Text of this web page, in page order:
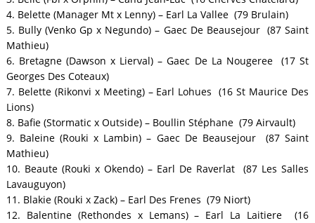
4. Belette (Manager Mt x Lenny) – Earl La Vallee (79 Brulain)
5. Bully (Venko Gp x Negundo) – Gaec De Beausejour (87 Saint
Mathieu)
6. Bretagne (Dawson x Lierval) – Gaec De La Nougeree (17 St
Georges Des Coteaux)
7. Belette (Rikonvi x Meeting) – Earl Lohues (16 St Maurice Des
Lions)
8. Bafie (Stormatic x Outside) – Boullin Stéphane (79 Airvault)
9. Baleine (Rouki x Lambin) – Gaec De Beausejour (87 Saint
Mathieu)
10. Beaute (Rouki x Okendo) – Earl De Raverlat (87 Les Salles
Lavauguyon)
11. Blakie (Rouki x Zack) – Earl Des Frenes (79 Niort)
12. Balentine (Rethondes x Lemans) – Earl La Laitiere (16